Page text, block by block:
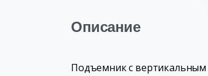
Описание
Подъемник с вертикальным